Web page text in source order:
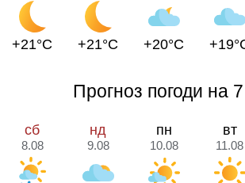
+21°C +21°C +20°C
Прогноз погоди на 7
сб
8.08
нд
9.08
пн
10.08
вт
11.08